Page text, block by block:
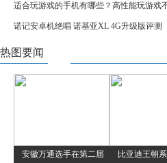
适合玩游戏的手机有哪些？高性能玩游戏
诺记安卓机绝唱 诺基亚XL 4G升级版评测
热图要闻
安徽万通选手在第二届 比亚迪王朝